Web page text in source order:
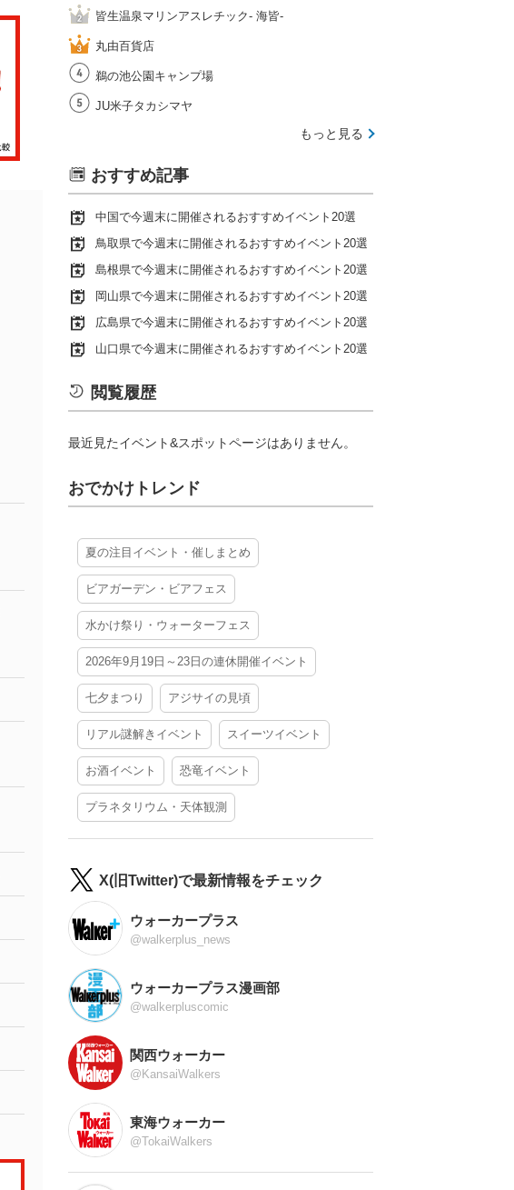
皆生温泉マリンアスレチック- 海皆-
丸由百貨店
鵜の池公園キャンプ場
JU米子タカシマヤ
もっと見る
おすすめ記事
中国で今週末に開催されるおすすめイベント20選
鳥取県で今週末に開催されるおすすめイベント20選
島根県で今週末に開催されるおすすめイベント20選
岡山県で今週末に開催されるおすすめイベント20選
広島県で今週末に開催されるおすすめイベント20選
山口県で今週末に開催されるおすすめイベント20選
閲覧履歴
最近見たイベント&スポットページはありません。
おでかけトレンド
夏の注目イベント・催しまとめ
ビアガーデン・ビアフェス
水かけ祭り・ウォーターフェス
2026年9月19日～23日の連休開催イベント
七夕まつり アジサイの見頃
リアル謎解きイベント スイーツイベント
お酒イベント 恐竜イベント
プラネタリウム・天体観測
X(旧Twitter)で最新情報をチェック
ウォーカープラス
@walkerplus_news
ウォーカープラス漫画部
@walkerpluscomic
関西ウォーカー
@KansaiWalkers
東海ウォーカー
@TokaiWalkers